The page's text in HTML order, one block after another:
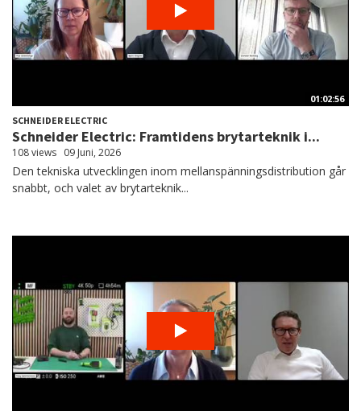
01:02:56
SCHNEIDER ELECTRIC
Schneider Electric: Framtidens brytarteknik i...
108 views 09 Juni, 2026
Den tekniska utvecklingen inom mellanspänningsdistribution går
snabbt, och valet av brytarteknik...